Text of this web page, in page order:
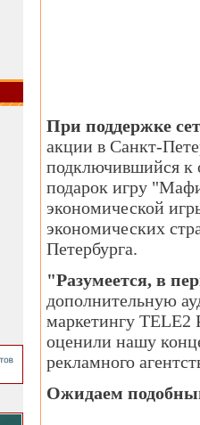
При поддержке
акции в Санкт-
подключившийся к
подарок игру
экономической
экономических
Петербурга.
"Разумеется, в
дополнительную
маркетингу TELE2
оценили нашу
рекламного
Ожидаем